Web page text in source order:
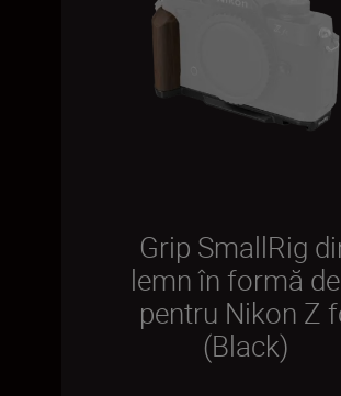
Grip SmallRig
lemn în formă
pentru Nikon Z
(Black)